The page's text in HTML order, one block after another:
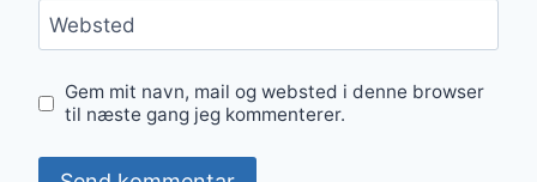
Websted
Gem mit navn, mail og websted i denne browser
til næste gang jeg kommenterer.